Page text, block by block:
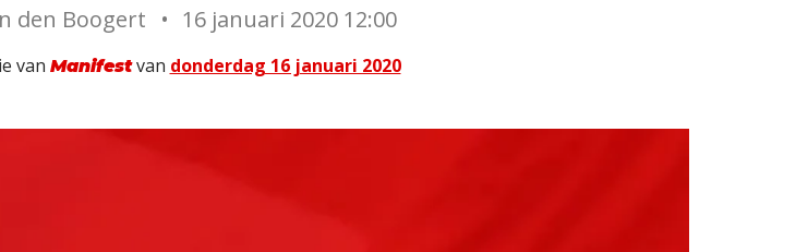
den Boogert • 16 januari 2020 12:00
van Manifestvan donderdag 16 januari 2020